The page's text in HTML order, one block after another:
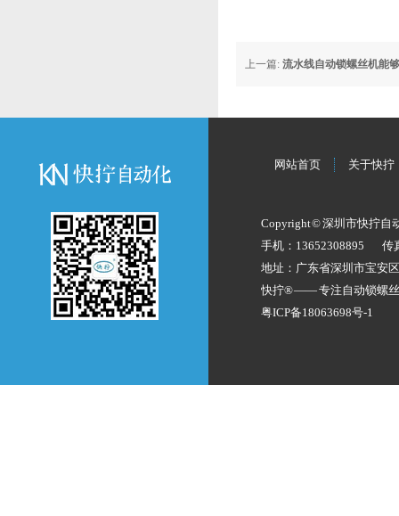
上一篇: 流水线自动锁螺丝机能
网站首页 关于快拧
Copyright © 深圳市快拧自
手机：13652308895
传
地址：广东省深圳市宝安
快拧® —— 专注自动锁螺
粤ICP备18063698号-1